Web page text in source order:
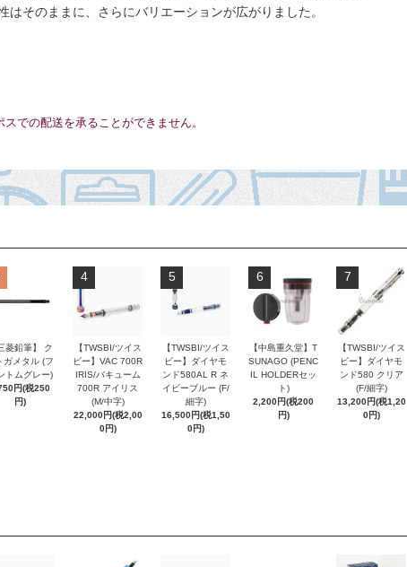
はそのままに、さらにバリエーションが広がりました。
での配送を承ることができません。
菱鉛筆】 ク
ガメタル (フ
トムグレー)
円(税250
円)
4
【TWSBI/ツイス
ビー】VAC 700R
IRIS/バキューム
700R アイリス
(M/中字)
22,000円(税2,00
0円)
5
【TWSBI/ツイス
ビー】ダイヤモ
ンド580AL R ネ
イビーブルー (F/
細字)
16,500円(税1,50
0円)
6
【中島重久堂】T
SUNAGO (PENC
IL HOLDERセッ
ト)
2,200円(税200
円)
7
【TWSBI/ツイス
ビー】ダイヤモ
ンド580 クリア
(F/細字)
13,200円(税1,20
0円)